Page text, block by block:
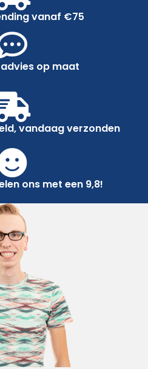
vanaf €75
op maat
vandaag verzonden
ons met een 9,8!